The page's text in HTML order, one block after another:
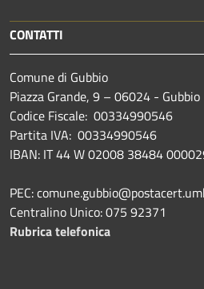
CONTATTI
Comune di Gubbio
Piazza Grande, 9 – 06024 - Gubbio
Codice Fiscale: 00334990546
Partita IVA: 00334990546
IBAN: IT 44 W 02008 38484
PEC:
Centralino Unico: 075 92371
Rubrica telefonica